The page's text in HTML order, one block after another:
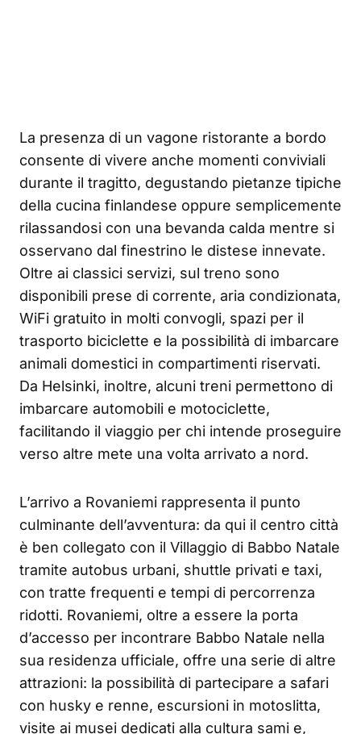
La presenza di un vagone ristorante a bordo
consente di vivere anche momenti conviviali
durante il tragitto, degustando pietanze tipiche
della cucina finlandese oppure semplicemente
rilassandosi con una bevanda calda mentre si
osservano dal finestrino le distese innevate.
Oltre ai classici servizi, sul treno sono
disponibili prese di corrente, aria condizionata,
WiFi gratuito in molti convogli, spazi per il
trasporto biciclette e la possibilità di imbarcare
animali domestici in compartimenti riservati.
Da Helsinki, inoltre, alcuni treni permettono di
imbarcare automobili e motociclette,
facilitando il viaggio per chi intende proseguire
verso altre mete una volta arrivato a nord.
L’arrivo a Rovaniemi rappresenta il punto
culminante dell’avventura: da qui il centro città
è ben collegato con il Villaggio di Babbo Natale
tramite autobus urbani, shuttle privati e taxi,
con tratte frequenti e tempi di percorrenza
ridotti. Rovaniemi, oltre a essere la porta
d’accesso per incontrare Babbo Natale nella
sua residenza ufficiale, offre una serie di altre
attrazioni: la possibilità di partecipare a safari
con husky e renne, escursioni in motoslitta,
visite ai musei dedicati alla cultura sami e,